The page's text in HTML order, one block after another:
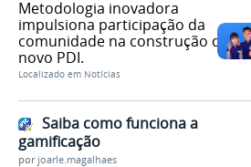
Metodologia inovadora
impulsiona participação da
comunidade na construção do
novo PDI.
Localizado em Notícias
Saiba como funciona a
gamificação
por joarle.magalhaes